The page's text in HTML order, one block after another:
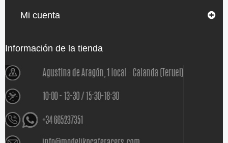
Mi cuenta
Información de la tienda